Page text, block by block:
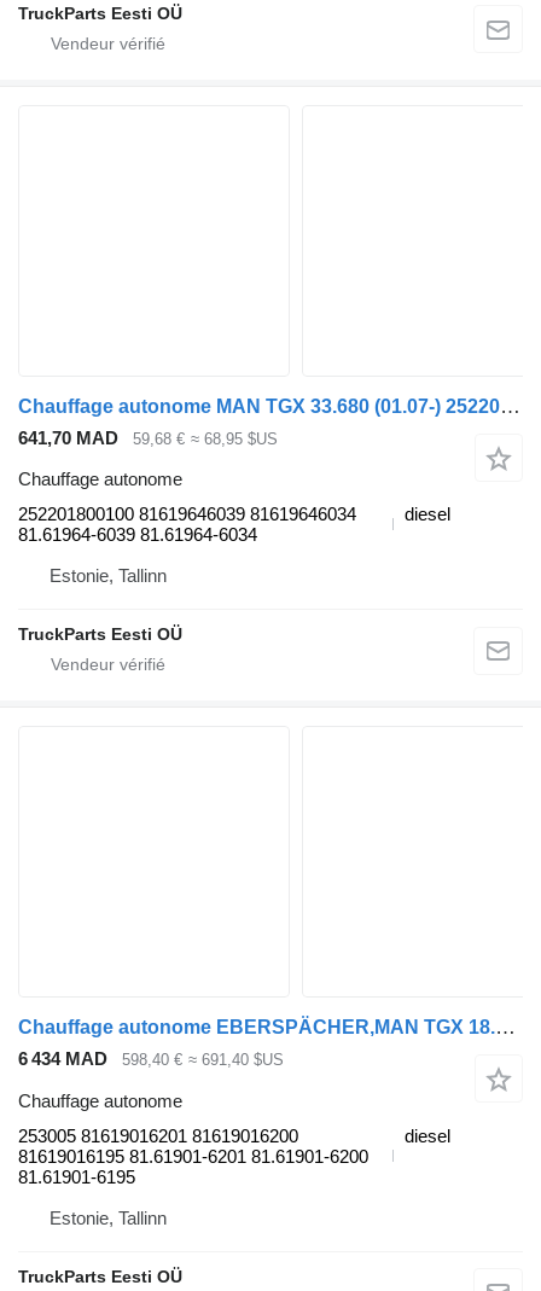
TruckParts Eesti OÜ
Chauffage autonome MAN TGX 33.680 (01.07-) 252201800100 pour tracteur routier MAN TGL, TGM, TGS, TGX (2005-2021)
641,70 MAD 59,68 € ≈ 68,95 $US
Chauffage autonome
252201800100 81619646039 81619646034
81.61964-6039 81.61964-6034
diesel
Estonie, Tallinn
TruckParts Eesti OÜ
Chauffage autonome EBERSPÄCHER,MAN TGX 18.470 (01.20-) 253005 pour tracteur routier MAN TGL, TGM, TGS, TGX (2020-)
6 434 MAD 598,40 € ≈ 691,40 $US
Chauffage autonome
253005 81619016201 81619016200
81619016195 81.61901-6201 81.61901-6200
81.61901-6195
diesel
Estonie, Tallinn
TruckParts Eesti OÜ